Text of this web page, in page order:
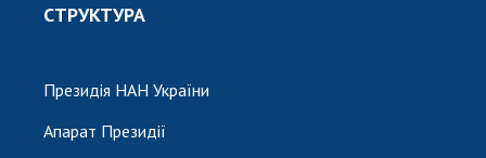
СТРУКТУРА
Президія НАН України
Апарат Президії